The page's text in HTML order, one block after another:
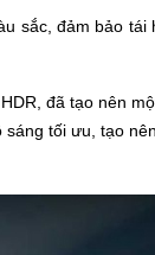
sắc, đảm bảo tái
đã tạo nên
tối ưu, tạo